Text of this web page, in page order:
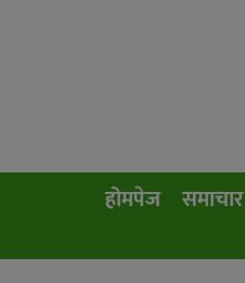
होमपेज समाचार